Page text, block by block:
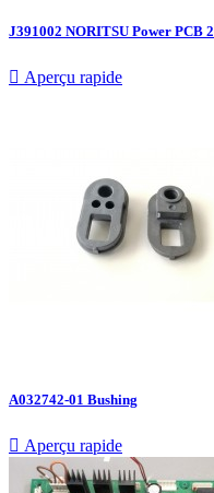
J391002 NORITSU Power PCB 2
 Aperçu rapide
A032742-01 Bushing
 Aperçu rapide